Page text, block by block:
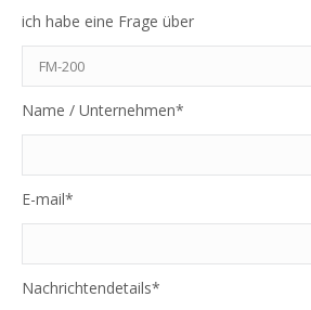
ich habe eine Frage über
Name / Unternehmen*
E-mail*
Nachrichtendetails*